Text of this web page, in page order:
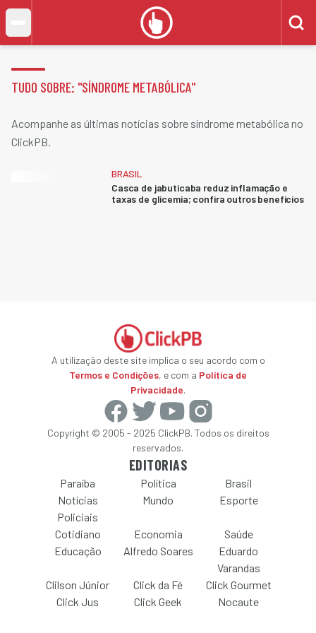
TUDO SOBRE: "SÍNDROME METABÓLICA"
Acompanhe as últimas notícias sobre síndrome metabólica no
ClickPB.
BRASIL
Casca de jabuticaba reduz inflamação e
taxas de glicemia; confira outros benefícios
A utilização deste site implica o seu acordo com o
Termos e Condições, e com a Política de
Privacidade.
Copyright © 2005 - 2025 ClickPB. Todos os direitos
reservados.
EDITORIAS
Paraíba Política
Brasil
Notícias
Policiais
Mundo Esporte
Cotidiano Economia
Saúde
Educação
Alfredo Soares
Eduardo
Varandas
Clilson Júnior
Click da Fé
Click Gourmet
Click Jus
Click Geek Nocaute